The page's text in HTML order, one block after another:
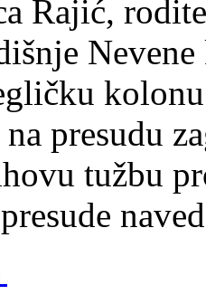
Rajić,
presudu
tužbu